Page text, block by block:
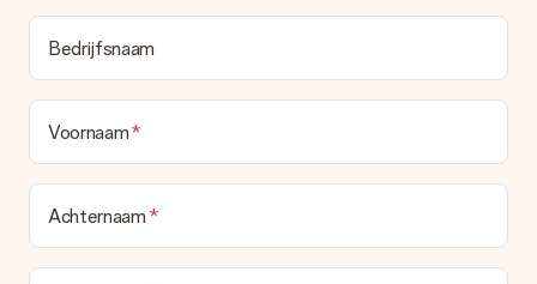
Bedrijfsnaam
Voornaam
Achternaam